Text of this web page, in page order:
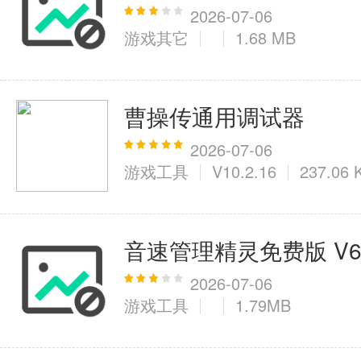
医疗健康
6千+款应用
图像拍照
9百+款应用
2026-07-06
游戏其它
1.68 MB
曹操传通用调试器
2026-07-06
游戏工具
V10.2.16 237.06
音速管理精灵免费版
2026-07-06
游戏工具
1.79MB